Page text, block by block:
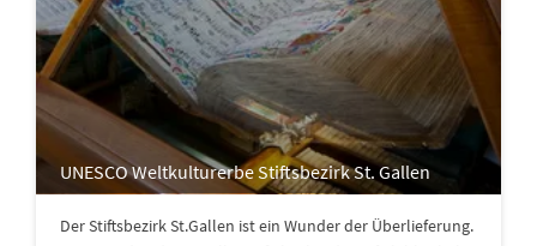
UNESCO Weltkulturerbe Stiftsbezirk St. Gallen
Der Stiftsbezirk St.Gallen ist ein Wunder der Überlieferung.